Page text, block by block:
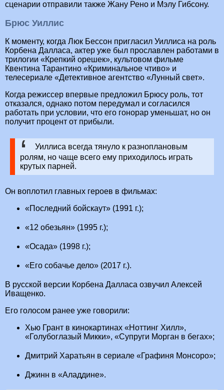
сценарии отправили также Жану Рено и Мэлу Гибсону.
Брюс Уиллис
К моменту, когда Люк Бессон пригласил Уиллиса на роль
Корбена Далласа, актер уже был прославлен работами в
трилогии «Крепкий орешек», культовом фильме
Квентина Тарантино «Криминальное чтиво» и
телесериале «Детективное агентство «Лунный свет».
Когда режиссер впервые предложил Брюсу роль, тот
отказался, однако потом передумал и согласился
работать при условии, что его гонорар уменьшат, но он
получит процент от прибыли.
Уиллиса всегда тянуло к разноплановым
ролям, но чаще всего ему приходилось играть
крутых парней.
Он воплотил главных героев в фильмах:
«Последний бойскаут» (1991 г.);
«12 обезьян» (1995 г.);
«Осада» (1998 г.);
«Его собачье дело» (2017 г.).
В русской версии Корбена Далласа озвучил Алексей
Иващенко.
Его голосом ранее уже говорили:
Хью Грант в кинокартинах «Ноттинг Хилл»,
«Голубоглазый Микки», «Супруги Морган в бегах»;
Дмитрий Харатьян в сериале «Графиня Монсоро»;
Джинн в «Аладдине».